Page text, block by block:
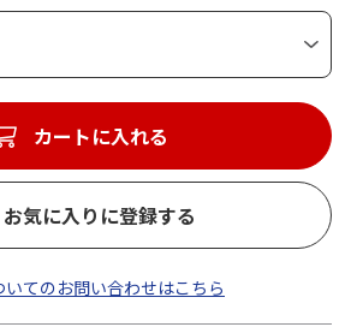
カートに入れる
お気に入りに登録する
いてのお問い合わせはこちら